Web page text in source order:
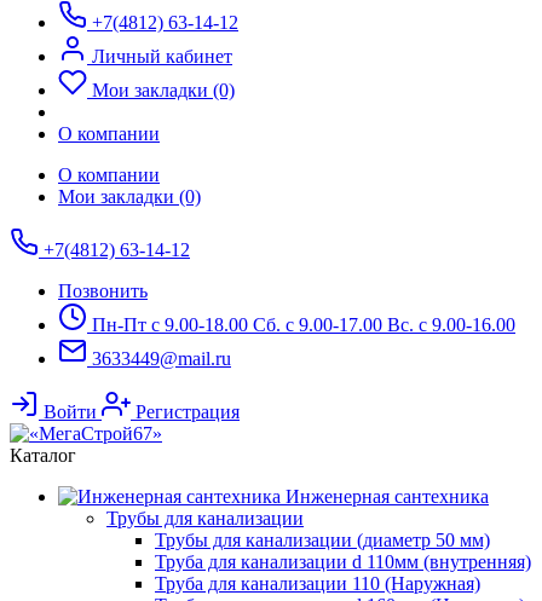
+7(4812) 63-14-12
Личный кабинет
Мои закладки (0)
О компании
О компании
Мои закладки (0)
+7(4812) 63-14-12
Позвонить
Пн-Пт с 9.00-18.00 Сб. с 9.00-17.00 Вс. с 9.00-16.00
3633449@mail.ru
Войти Регистрация
Каталог
Инженерная сантехника
Трубы для канализации
Трубы для канализации (диаметр 50 мм)
Труба для канализации d 110мм (внутренняя)
Труба для канализации 110 (Наружная)